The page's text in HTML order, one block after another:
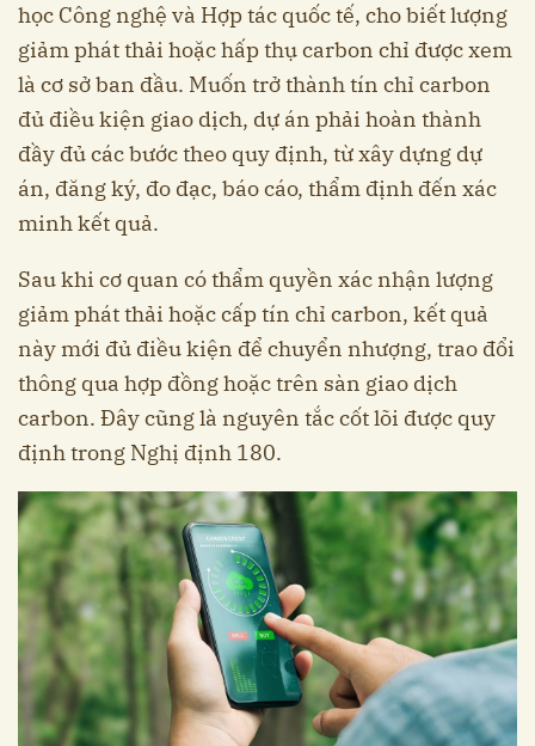
học Công nghệ và Hợp tác quốc tế, cho biết lượng
giảm phát thải hoặc hấp thụ carbon chỉ được xem
là cơ sở ban đầu. Muốn trở thành tín chỉ carbon
đủ điều kiện giao dịch, dự án phải hoàn thành
đầy đủ các bước theo quy định, từ xây dựng dự
án, đăng ký, đo đạc, báo cáo, thẩm định đến xác
minh kết quả.
Sau khi cơ quan có thẩm quyền xác nhận lượng
giảm phát thải hoặc cấp tín chỉ carbon, kết quả
này mới đủ điều kiện để chuyển nhượng, trao đổi
thông qua hợp đồng hoặc trên sàn giao dịch
carbon. Đây cũng là nguyên tắc cốt lõi được quy
định trong Nghị định 180.